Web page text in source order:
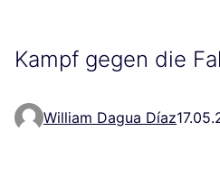
Kampf gegen die
William Dagua Díaz